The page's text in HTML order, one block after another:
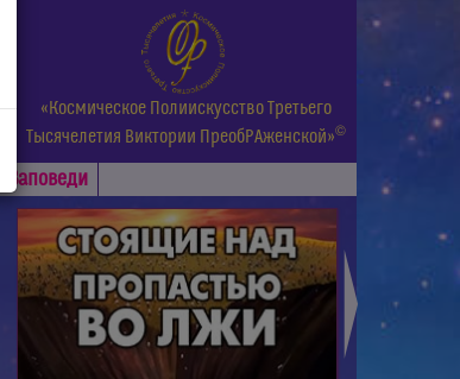
«Космическое Полиискусство Третьего
Тысячелетия Виктории ПреобРАженской»©
Заповеди ►